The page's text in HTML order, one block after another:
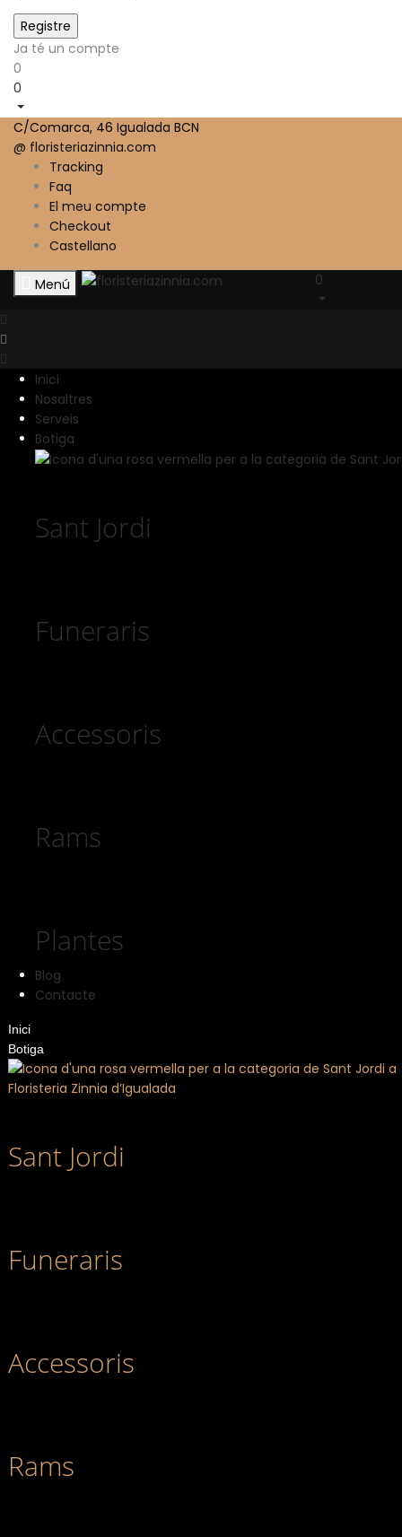
Ja té un compte
0
0
C/Comarca, 46 Igualada BCN
@ floristeriazinnia.com
Tracking
Faq
El meu compte
Checkout
Castellano
Menú 0
Inici
Nosaltres
Serveis
Botiga
Sant Jordi
Funeraris
Accessoris
Rams
Plantes
Blog
Contacte
Inici
Botiga
Sant Jordi
Funeraris
Accessoris
Rams